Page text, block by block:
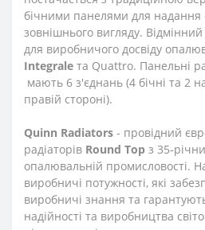
бічними панелями для надання
зовнішнього вигляду.
для виробничого досвіду
Integrale та Quattro. Панельні
мають 6 з'єднань (4 бічні та 2
правій стороні).
Quinn Radiators - провідний
радіаторів Round Top з 35-
опалювальній промисловості.
виробничі потужності, які
виробничі знання та
надійності та виробництва